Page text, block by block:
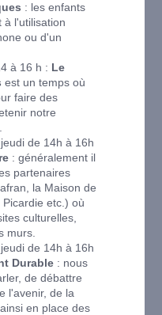
: les enfants
à l'utilisation
ou d'un
à 16 h : Le
est un temps où
faire des
notre
de 14h à 16h
: généralement il
partenaires
la Maison de
etc.) où
culturelles,
murs.
de 14h à 16h
Durable: nous
de débattre
l'avenir, de la
en place des